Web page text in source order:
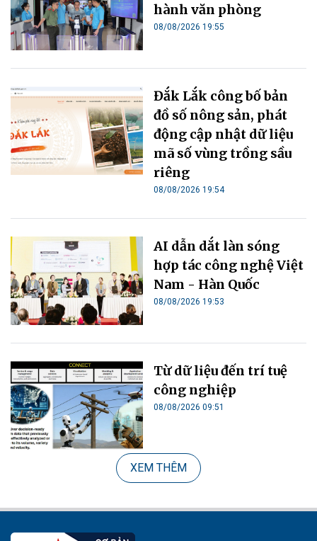
hành văn phòng
08/08/2026 19:55
Đắk Lắk công bố bản
đồ số nông sản, phát
động cập nhật dữ liệu
mã số vùng trồng sầu
riêng
08/08/2026 19:54
AI dẫn dắt làn sóng
hợp tác công nghệ Việt
Nam - Hàn Quốc
08/08/2026 19:53
Từ dữ liệu đến trí tuệ
công nghiệp
08/08/2026 09:51
XEM THÊM